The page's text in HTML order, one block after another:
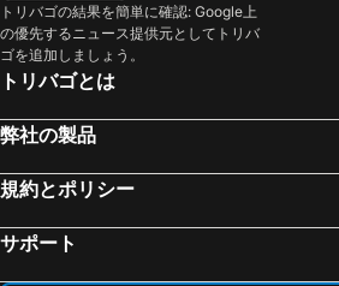
トリバゴの結果を簡単に確認: Google上
の優先するニュース提供元としてトリバ
ゴを追加しましょう。
トリバゴとは
弊社の製品
規約とポリシー
サポート